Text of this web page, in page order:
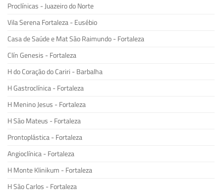
Proclínicas - Juazeiro do Norte
Vila Serena Fortaleza - Eusébio
Casa de Saúde e Mat São Raimundo - Fortaleza
Clín Genesis - Fortaleza
H do Coração do Cariri - Barbalha
H Gastroclínica - Fortaleza
H Menino Jesus - Fortaleza
H São Mateus - Fortaleza
Prontoplástica - Fortaleza
Angioclínica - Fortaleza
H Monte Klinikum - Fortaleza
H São Carlos - Fortaleza